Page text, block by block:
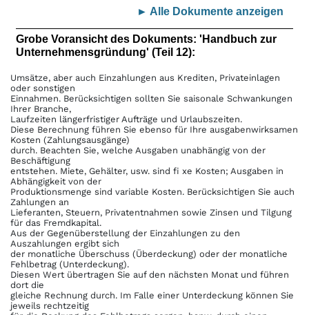
► Alle Dokumente anzeigen
Grobe Voransicht des Dokuments: 'Handbuch zur
Unternehmensgründung' (Teil 12):
Umsätze, aber auch Einzahlungen aus Krediten, Privateinlagen
oder sonstigen
Einnahmen. Berücksichtigen sollten Sie saisonale Schwankungen
Ihrer Branche,
Laufzeiten längerfristiger Aufträge und Urlaubszeiten.
Diese Berechnung führen Sie ebenso für Ihre ausgabenwirksamen
Kosten (Zahlungsausgänge)
durch. Beachten Sie, welche Ausgaben unabhängig von der
Beschäftigung
entstehen. Miete, Gehälter, usw. sind fi xe Kosten; Ausgaben in
Abhängigkeit von der
Produktionsmenge sind variable Kosten. Berücksichtigen Sie auch
Zahlungen an
Lieferanten, Steuern, Privatentnahmen sowie Zinsen und Tilgung
für das Fremdkapital.
Aus der Gegenüberstellung der Einzahlungen zu den
Auszahlungen ergibt sich
der monatliche Überschuss (Überdeckung) oder der monatliche
Fehlbetrag (Unterdeckung).
Diesen Wert übertragen Sie auf den nächsten Monat und führen
dort die
gleiche Rechnung durch. Im Falle einer Unterdeckung können Sie
jeweils rechtzeitig